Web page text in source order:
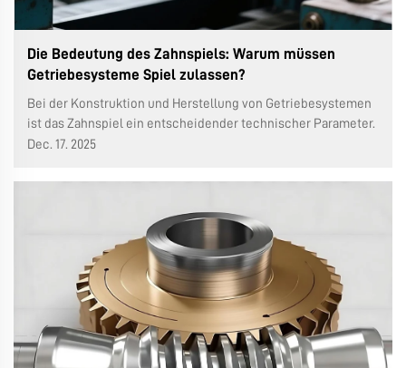
Die Bedeutung des Zahnspiels: Warum müssen
Getriebesysteme Spiel zulassen?
Bei der Konstruktion und Herstellung von Getriebesystemen
ist das Zahnspiel ein entscheidender technischer Parameter.
Es bezeichnet den geringen Abstand zwischen den
um einen Planetengetriebe-Reduzierer, einen
Dec. 17. 2025